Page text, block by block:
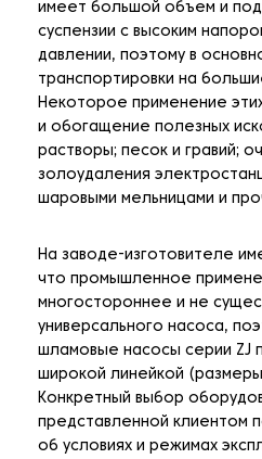
имеет большой объем и
суспензии с высоким
давлении, поэтому в
транспортировки на
Некоторое применение
и обогащение полезных
растворы; песок и гравий;
золоудаления
шаровыми мельницами и
На заводе-изготовителе
что промышленное
многостороннее и не
универсального насоса,
шламовые насосы серии ZJ
широкой линейкой
Конкретный выбор
представленной клиентом
об условиях и режимах